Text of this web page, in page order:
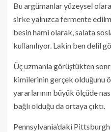
Bu argümanlar yüzeysel
sirke yalnızca fermente
besin hami olarak, salata
kullanılıyor. Lakin ben delil
Üç uzmanla görüştükten
kimilerinin gerçek olduğunu
yararlarının büyük ölçüde
bağlı olduğu da ortaya çıktı.
Pennsylvania’daki